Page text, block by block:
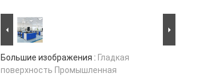
Большие изображения : Гладкая
поверхность Промышленная